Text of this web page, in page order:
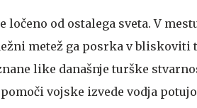
ločeno od ostalega sveta. V
metež ga posrka v bliskoviti
like današnje turške
vojske izvede vodja